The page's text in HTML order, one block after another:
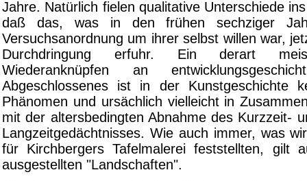
Jahre. Natürlich fielen qualitative Unterschiede
daß das, was in den frühen sechziger
Versuchsanordnung um ihrer selbst willen war,
Durchdringung erfuhr. Ein derart
Wiederanknüpfen an
Abgeschlossenes ist in der Kunstgeschichte
Phänomen und ursächlich vielleicht in
mit der altersbedingten Abnahme des Kurzzeit-
Langzeitgedächtnisses. Wie auch immer, was
für Kirchbergers Tafelmalerei feststellten, gilt
ausgestellten "Landschaften".